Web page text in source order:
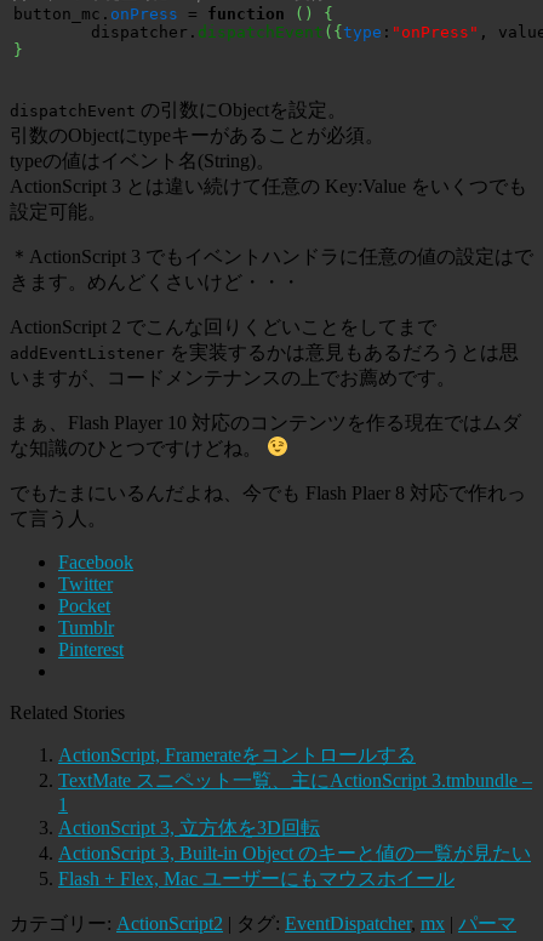
button_mc. onPress = function ( )
{
	dispatcher.
dispatchEvent ( {type : "onPress" ,
}
dispatchEvent の引数にObjectを設定。
引数のObjectにtypeキーがあることが必須。
typeの値はイベント名(String)。
ActionScript 3 とは違い続けて任意の Key:Value をいくつでも
設定可能。
＊ActionScript 3 でもイベントハンドラに任意の値の設定はで
きます。めんどくさいけど・・・
ActionScript 2 でこんな回りくどいことをしてまで
addEventListener を実装するかは意見もあるだろうとは思
いますが、コードメンテナンスの上でお薦めです。
まぁ、Flash Player 10 対応のコンテンツを作る現在ではムダ
な知識のひとつですけどね。
でもたまにいるんだよね、今でも Flash Plaer 8 対応で作れっ
て言う人。
Facebook
Twitter
Pocket
Tumblr
Pinterest
Related Stories
ActionScript, Framerateをコントロールする
TextMate スニペット一覧、主にActionScript 3.tmbundle –
1
ActionScript 3, 立方体を3D回転
ActionScript 3, Built-in Object のキーと値の一覧が見たい
Flash + Flex, Mac ユーザーにもマウスホイール
カテゴリー: ActionScript2 | タグ: EventDispatcher, mx | パーマ